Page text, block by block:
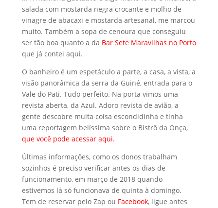
O banheiro é um espetáculo a parte, a casa, a vista, a
visão panorâmica da serra da Guiné, entrada para o
Vale do Pati. Tudo perfeito. Na porta vimos uma
revista aberta, da Azul. Adoro revista de avião, a
gente descobre muita coisa escondidinha e tinha
uma reportagem belíssima sobre o Bistrô da Onça,
que você pode acessar aqui.
Últimas informações, como os donos trabalham
sozinhos é preciso verificar antes os dias de
funcionamento, em março de 2018 quando
estivemos lá só funcionava de quinta à domingo.
Tem de reservar pelo Zap ou
, ligue antes
para não haver imprevistos. Aberto apenas para
almoço. Valor fixo por pessoa é de 100 reais em 2018.
(vale cada centavo, muita comida de excelente
qualidade – gente COMI DEMAIS). Aceita cartão de
débito ou crédito. Comida Vegetariana, mas acredite
você nem sentirá falta da carne. Nada como tirar 1